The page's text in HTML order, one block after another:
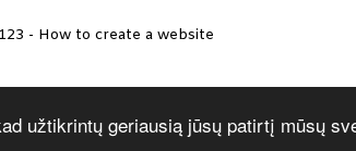
užtikrintų geriausią jūsų patirtį mūsų
- How to create a website